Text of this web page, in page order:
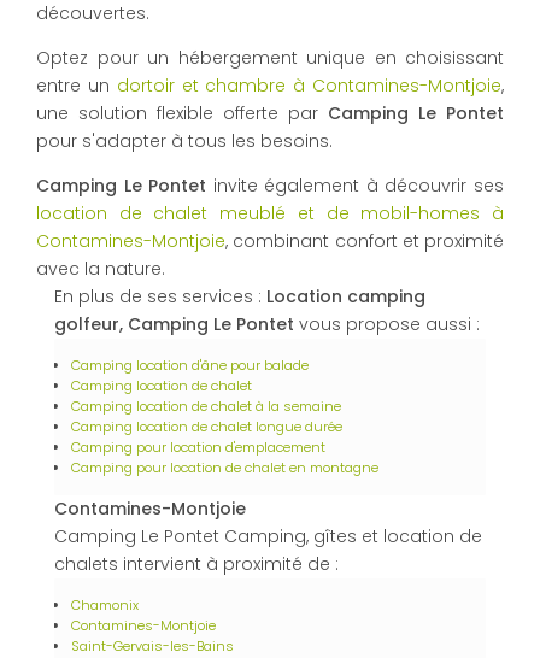
découvertes.
Optez pour un hébergement unique en choisissant
entre un dortoir et chambre à Contamines-Montjoie,
une solution flexible offerte par Camping Le Pontet
pour s'adapter à tous les besoins.
Camping Le Pontet invite également à découvrir ses
location de chalet meublé et de mobil-homes à
Contamines-Montjoie, combinant confort et proximité
avec la nature.
En plus de ses services : Location camping
golfeur, Camping Le Pontet vous propose aussi :
Camping location d'âne pour balade
Camping location de chalet
Camping location de chalet à la semaine
Camping location de chalet longue durée
Camping pour location d'emplacement
Camping pour location de chalet en montagne
Contamines-Montjoie
Camping Le Pontet Camping, gîtes et location de
chalets intervient à proximité de :
Chamonix
Contamines-Montjoie
Saint-Gervais-les-Bains